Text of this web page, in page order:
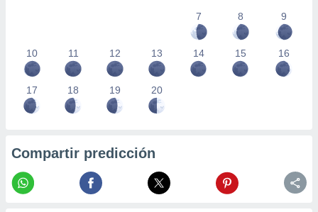
7
8 9
10 11 12 13 14 15 16
17 18 19 20
Compartir predicción